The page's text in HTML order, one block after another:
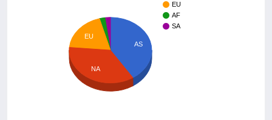
EU
AF
SA
AS
EU
NA